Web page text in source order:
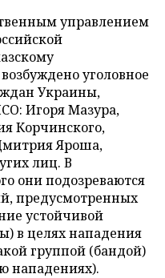
управлением
уголовное
Украины,
Игоря Мазура,
Корчинского,
Яроша,
лиц. В
они подозреваются
предусмотренных
устойчивой
в целях нападения
группой (бандой)
нападениях).